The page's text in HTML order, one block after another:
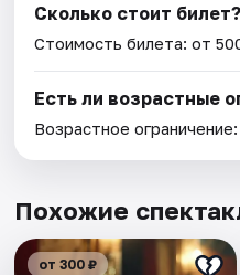
Сколько стоит билет?
Стоимость билета: от
Есть ли возрастные
Возрастное
Похожие
от 300 ₽